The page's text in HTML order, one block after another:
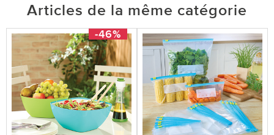
Articles de la même catégorie
-46%